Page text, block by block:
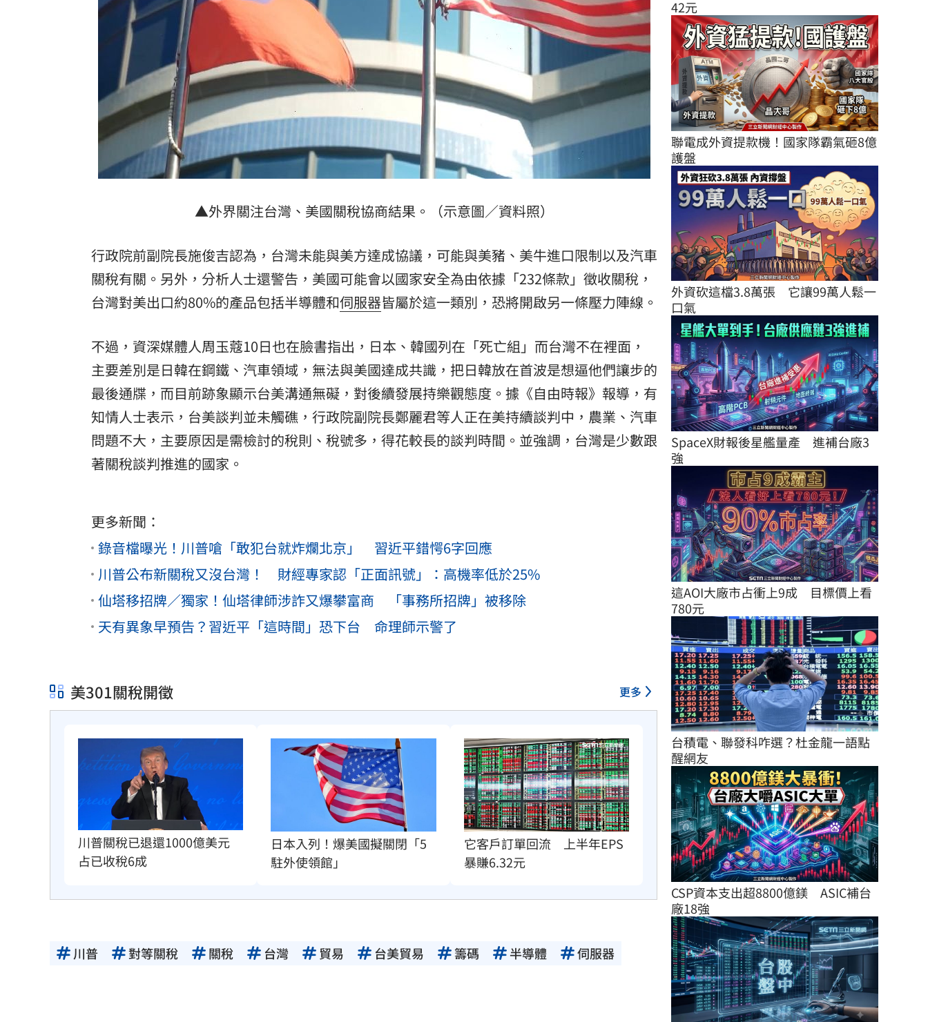
▲外界關注台灣、美國關稅協商結果。（示意圖／資料照）
行政院前副院長施俊吉認為，台灣未能與美方達成協議，可能與美豬、美牛進口限制以及汽車
關稅有關。另外，分析人士還警告，美國可能會以國家安全為由依據「232條款」徵收關稅，
台灣對美出口約80%的產品包括半導體和伺服器皆屬於這一類別，恐將開啟另一條壓力陣線。
不過，資深媒體人周玉蔻10日也在臉書指出，日本、韓國列在「死亡組」而台灣不在裡面，
主要差別是日韓在鋼鐵、汽車領域，無法與美國達成共識，把日韓放在首波是想逼他們讓步的
最後通牒，而目前跡象顯示台美溝通無礙，對後續發展持樂觀態度。據《自由時報》報導，有
知情人士表示，台美談判並未觸礁，行政院副院長鄭麗君等人正在美持續談判中，農業、汽車
問題不大，主要原因是需檢討的稅則、稅號多，得花較長的談判時間。並強調，台灣是少數跟
著關稅談判推進的國家。
更多新聞：
錄音檔曝光！川普嗆「敢犯台就炸爛北京」 習近平錯愕6字回應
川普公布新關稅又沒台灣！ 財經專家認「正面訊號」：高機率低於25%
仙塔移招牌／獨家！仙塔律師涉詐又爆攀富商 「事務所招牌」被移除
天有異象早預告？習近平「這時間」恐下台 命理師示警了
美301關稅開徵 更多
川普關稅已退還1000億美元
占已收稅6成
日本入列！爆美國擬關閉「5
駐外使領館」
它客戶訂單回流　上半年EPS
暴賺6.32元
川普 對等關稅 關稅 台灣 貿易 台美貿易 籌碼 半導體 伺服器
42元
聯電成外資提款機！國家隊霸氣砸8億
護盤
外資砍這檔3.8萬張　它讓99萬人鬆一
口氣
SpaceX財報後星艦量產　進補台廠3
強
這AOI大廠市占衝上9成　目標價上看
780元
台積電、聯發科咋選？杜金龍一語點
醒網友
CSP資本支出超8800億鎂　ASIC補台
廠18強